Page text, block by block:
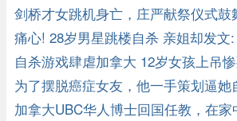
剑桥才女跳机身亡，庄严献祭仪式鼓
丛林找到遗体 ...
痛心! 28岁男星跳楼自杀 亲姐却发文
自杀游戏肆虐加拿大 12岁女孩上吊
为了摆脱癌症女友，他一手策划逼她
加拿大UBC华人博士回国任教，在